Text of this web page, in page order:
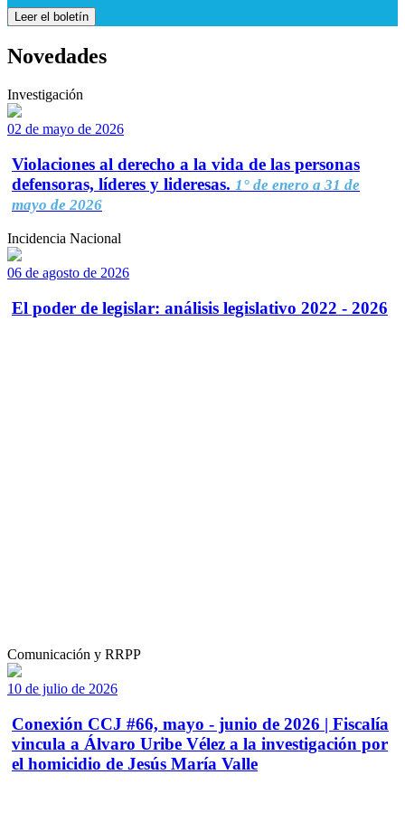
Leer el boletín
Novedades
Investigación
02 de mayo de 2026
Violaciones al derecho a la vida de las personas
defensoras, líderes y lideresas. 1° de enero a 31 de
mayo de 2026
Incidencia Nacional
06 de agosto de 2026
El poder de legislar: análisis legislativo 2022 - 2026
Comunicación y RRPP
10 de julio de 2026
Conexión CCJ #66, mayo - junio de 2026 | Fiscalía
vincula a Álvaro Uribe Vélez a la investigación por
el homicidio de Jesús María Valle